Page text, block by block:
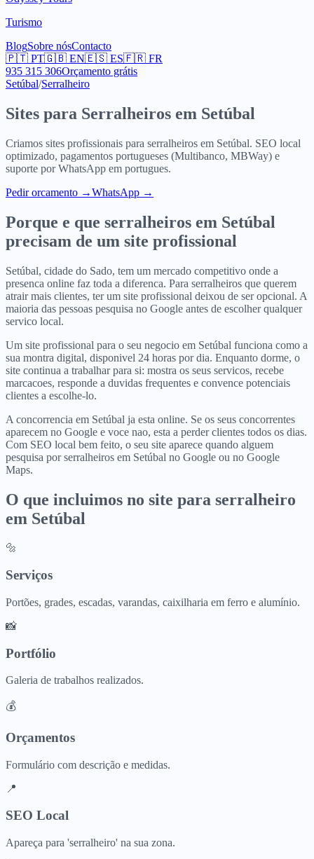
Turismo
BlogSobre nósContacto
🇵🇹 PT🇬🇧 EN🇪🇸 ES🇫🇷 FR
935 315 306Orçamento grátis
Setúbal/Serralheiro
Sites para Serralheiros em Setúbal
Criamos sites profissionais para serralheiros em Setúbal. SEO local
optimizado, pagamentos portugueses (Multibanco, MBWay) e
suporte por WhatsApp em portugues.
Pedir orcamento →WhatsApp →
Porque e que serralheiros em Setúbal
precisam de um site profissional
Setúbal, cidade do Sado, tem um mercado competitivo onde a
presenca online faz toda a diferenca. Para serralheiros que querem
atrair mais clientes, ter um site profissional deixou de ser opcional. A
maioria das pessoas pesquisa no Google antes de escolher qualquer
servico local.
Um site profissional para o seu negocio em Setúbal funciona como a
sua montra digital, disponivel 24 horas por dia. Enquanto dorme, o
site continua a trabalhar para si: mostra os seus servicos, recebe
marcacoes, responde a duvidas frequentes e convence potenciais
clientes a escolhe-lo.
A concorrencia em Setúbal ja esta online. Se os seus concorrentes
aparecem no Google e voce nao, esta a perder clientes todos os dias.
Com SEO local bem feito, o seu site aparece quando alguem
pesquisa por serralheiros em Setúbal no Google ou no Google
Maps.
O que incluimos no site para serralheiro
em Setúbal
🔩
Serviços
Portões, grades, escadas, varandas, caixilharia em ferro e alumínio.
📸
Portfólio
Galeria de trabalhos realizados.
💰
Orçamentos
Formulário com descrição e medidas.
📍
SEO Local
Apareça para 'serralheiro' na sua zona.